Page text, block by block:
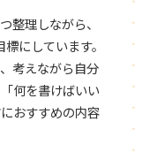
整理しながら、
にしています。
考えながら自分
何を書けばいい
おすすめの内容